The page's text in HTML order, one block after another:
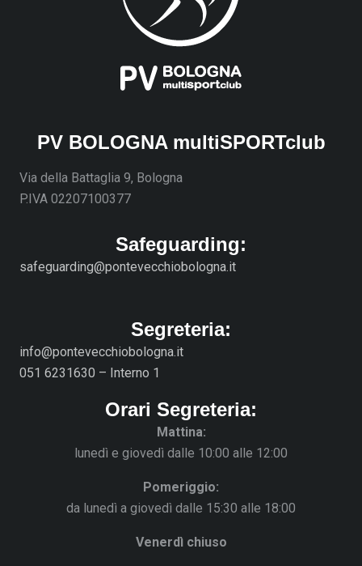
PV BOLOGNA multiSPORTclub
Via della Battaglia 9, Bologna
P.IVA 02207100377
Safeguarding:
safeguarding@pontevecchiobologna.it
Segreteria:
info@pontevecchiobologna.it
051 6231630 – Interno 1
Orari Segreteria:
Mattina:
lunedì e giovedì dalle 10:00 alle 12:00
Pomeriggio:
da lunedì a giovedì dalle 15:30 alle 18:00
Venerdì chiuso